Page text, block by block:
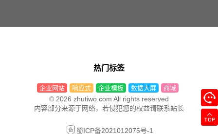
热门标签
企业网站 响应式 企业模板 数据大屏 商城
© 2026 zhutiwo.com All rights reserved
内容部分来源于网络，若侵犯您的权益请联系站长
蜀ICP备2021012075号-1